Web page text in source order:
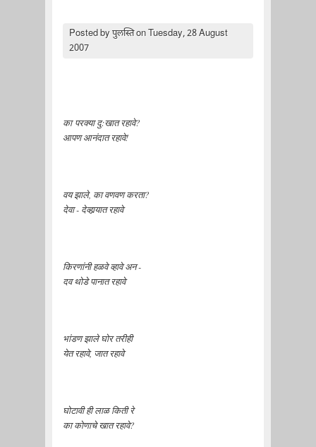
Posted byपुलस्तिon Tuesday, 28 August
2007
का परक्या दु:खात रहावे?
आपण आनंदात रहावे!
वय झाले, का वणवण करता?
देवा - देव्हार्‍यात रहावे
किरणांनी हळवे व्हावे अन -
दव थोडे पानात रहावे
भांडण झाले घोर तरीही
येत रहावे, जात रहावे
घोटावी ही लाळ किती रे
का कोणाचे खात रहावे?